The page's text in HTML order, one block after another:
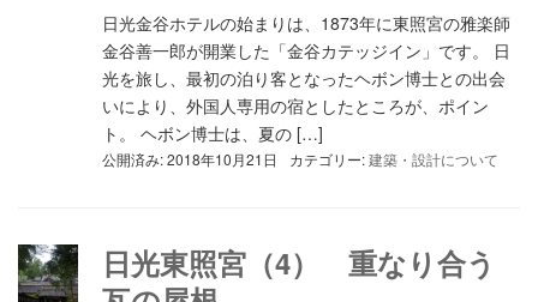
日光金谷ホテルの始まりは、1873年に東照宮の雅楽師
金谷善一郎が開業した「金谷カテッジイン」です。 日
光を旅し、最初の泊り客となったヘボン博士との出会
いにより、外国人専用の宿としたところが、ポイン
ト。 ヘボン博士は、夏の […]
公開済み: 2018年10月21日 カテゴリー:建築・設計について
日光東照宮（4） 重なり合う